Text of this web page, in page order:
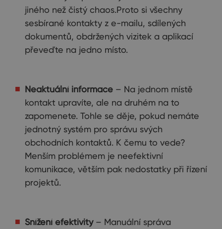
jiného než čistý chaos.Proto si všechny
sesbírané kontakty z e-mailu, sdílených
dokumentů, obdržených vizitek a aplikací
převeďte na jedno místo.
Neaktuální informace – Na jednom místě
kontakt upravíte, ale na druhém na to
zapomenete. Tohle se děje, pokud nemáte
jednotný systém pro správu svých
obchodních kontaktů. K čemu to vede?
Menším problémem je neefektivní
komunikace, větším pak nedostatky při řízení
projektů.
Snížení efektivity– Manuální správa